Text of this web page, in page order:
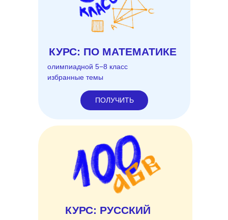
КУРС: ПО МАТЕМАТИКЕ
олимпиадной 5−8 класс
избранные темы
ПОЛУЧИТЬ
КУРС: РУССКИЙ